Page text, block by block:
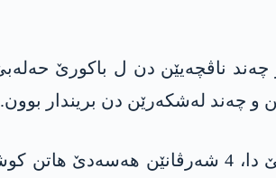
ناڤچەیێن دن ل باکورێ حه‌له‌بێ
د هەمان دەمێ دا، د پێنج ئێریشێن ل سەر چەپەرێن